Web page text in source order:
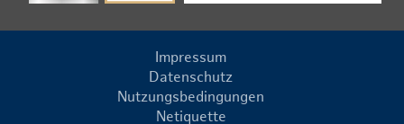
Impressum
Datenschutz
Nutzungsbedingungen
Netiquette